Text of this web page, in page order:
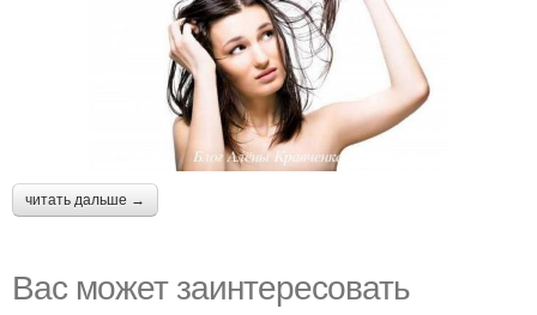
читать дальше →
Вас может заинтересовать